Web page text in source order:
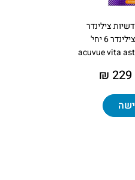
צילינדר
6 יחי'
acuvue vita